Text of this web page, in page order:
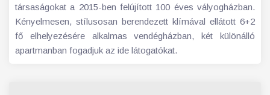
társaságokat a 2015-ben felújított 100 éves vályogházban.
Kényelmesen, stílusosan berendezett klímával ellátott 6+2
fő elhelyezésére alkalmas vendégházban, két különálló
apartmanban fogadjuk az ide látogatókat.